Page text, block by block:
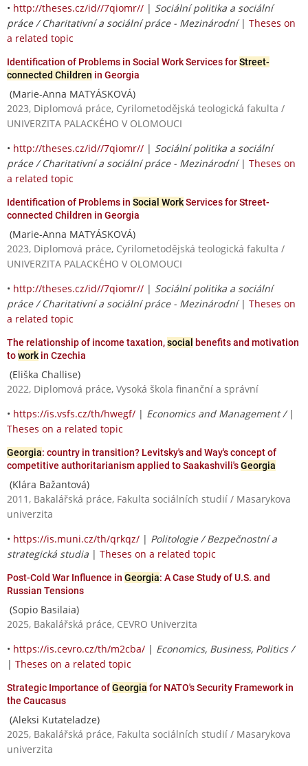
• http://theses.cz/id//7qiomr// | Sociální politika a sociální
práce / Charitativní a sociální práce - Mezinárodní| Theses on
a related topic
Identification of Problems in Social Work Services forStreet-
connected Children in Georgia
(Marie-Anna MATYÁSKOVÁ)
2023, Diplomová práce, Cyrilometodějská teologická fakulta /
UNIVERZITA PALACKÉHO V OLOMOUCI
• http://theses.cz/id//7qiomr// | Sociální politika a sociální
práce / Charitativní a sociální práce - Mezinárodní| Theses on
a related topic
Identification of Problems in Social WorkServices for Street-
connected Children in Georgia
(Marie-Anna MATYÁSKOVÁ)
2023, Diplomová práce, Cyrilometodějská teologická fakulta /
UNIVERZITA PALACKÉHO V OLOMOUCI
• http://theses.cz/id//7qiomr// | Sociální politika a sociální
práce / Charitativní a sociální práce - Mezinárodní| Theses on
a related topic
The relationship of income taxation,social
benefits and motivation
towork in Czechia
(Eliška Challise)
2022, Diplomová práce, Vysoká škola finanční a správní
• https://is.vsfs.cz/th/hwegf/ | Economics and Management / |
Theses on a related topic
Georgia: country in transition? Levitsky's and Way's concept of
competitive authoritarianism applied to Saakashvili'sGeorgia
(Klára Bažantová)
2011, Bakalářská práce, Fakulta sociálních studií / Masarykova
univerzita
• https://is.muni.cz/th/qrkqz/ | Politologie / Bezpečnostní a
strategická studia | Theses on a related topic
Post-Cold War Influence in Georgia: A Case Study of U.S. and
Russian Tensions
(Sopio Basilaia)
2025, Bakalářská práce, CEVRO Univerzita
• https://is.cevro.cz/th/m2cba/ | Economics, Business, Politics /
| Theses on a related topic
Strategic Importance ofGeorgia for NATO's Security Framework in
the Caucasus
(Aleksi Kutateladze)
2025, Bakalářská práce, Fakulta sociálních studií / Masarykova
univerzita